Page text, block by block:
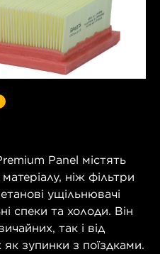
Panel містять
ніж фільтри
ущільнювачі
спеки та холоди. Він
так і від
зупинки з поїздками.